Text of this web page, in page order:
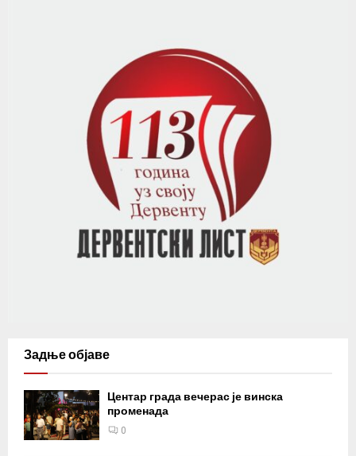
Задње објаве
Центар града вечерас је винска
променада
0